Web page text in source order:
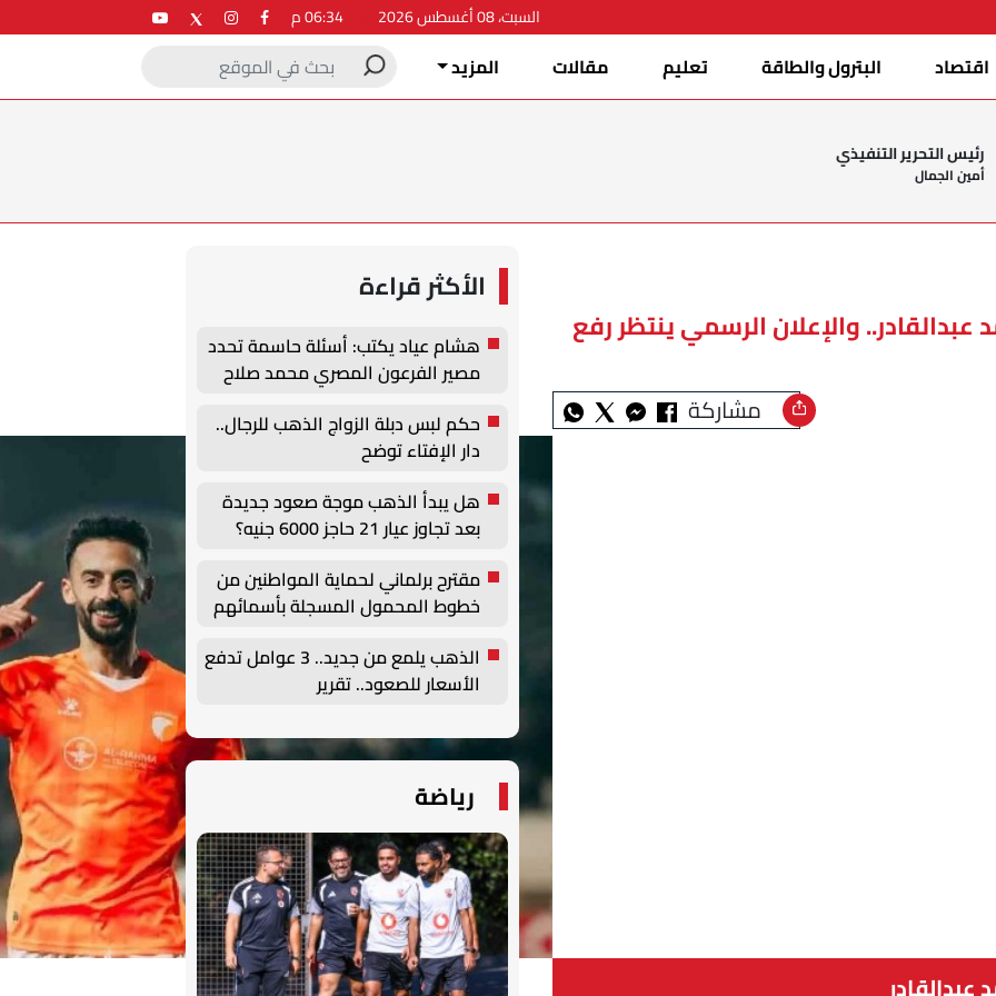
السبت، 08 أغسطس 2026
اقتصاد البترول والطاقة تعليم مقالات المزيد
رئيس التحرير التنفيذي
أمين الجمال
والإعلان الرسمي ينتظر رفع
مشاركة
عبدالقادر
الأكثر قراءة
هشام عياد يكتب: أسئلة حاسمة تحدد
مصير الفرعون المصري محمد صلاح
حكم لبس دبلة الزواج الذهب للرجال..
دار الإفتاء توضح
هل يبدأ الذهب موجة صعود جديدة
بعد تجاوز عيار 21 حاجز 6000 جنيه؟
مقترح برلماني لحماية المواطنين من
خطوط المحمول المسجلة بأسمائهم
الذهب يلمع من جديد.. 3 عوامل تدفع
الأسعار للصعود.. تقرير
رياضة